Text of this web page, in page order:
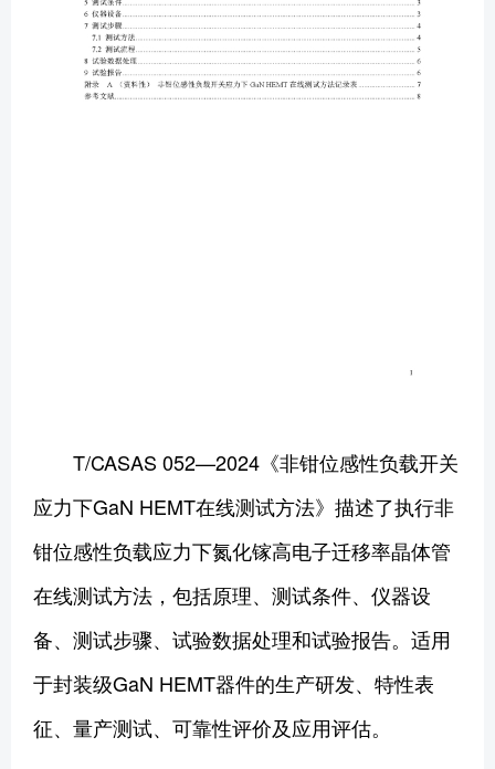
T/CASAS 052—2024《非钳位感性负载开关
应力下GaN HEMT在线测试方法》描述了执行非
钳位感性负载应力下氮化镓高电子迁移率晶体管
在线测试方法，包括原理、测试条件、仪器设
备、测试步骤、试验数据处理和试验报告。适用
于封装级GaN HEMT器件的生产研发、特性表
征、量产测试、可靠性评价及应用评估。